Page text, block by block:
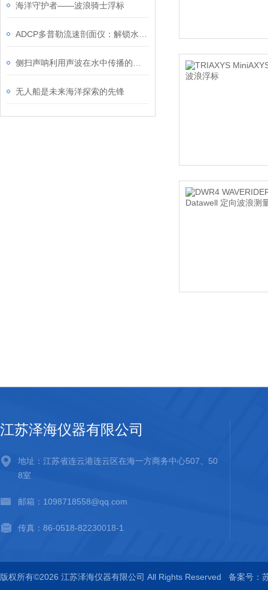
海洋守护者——波浪骑士浮标
无人船是未来海洋探索的先锋
江苏泽海仪器有限公司
地址：江苏省连云港连云区在海一方商务中心507、50
8室
邮箱：1098718558@qq.com
传真：86-0518-82230018-1
版权所有©2026 江苏泽海仪器有限公司 All Rights Reserved 备案号：